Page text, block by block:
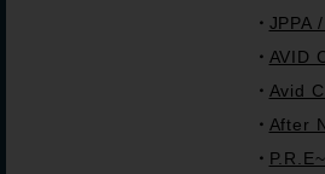
JPPA
AVID
Avid
After